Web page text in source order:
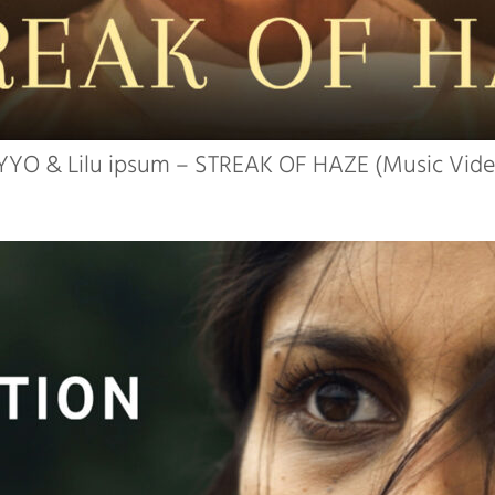
& Lilu ipsum – STREAK OF HAZE (Music